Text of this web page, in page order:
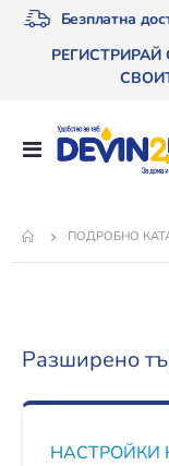
Безплатна
Превключване
ПОДРОБНО
Разширено
НАСТРОЙКИ